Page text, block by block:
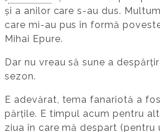
și a anilor care s-au dus.
care mi-au pus în formă
Mihai Epure.
Dar nu vreau să sune a
sezon.
E adevărat, tema fanariotă a
părțile. E timpul acum pentru
ziua în care mă despart (pentru